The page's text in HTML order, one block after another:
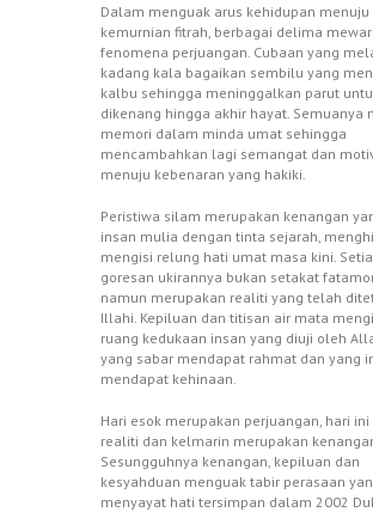
Dalam menguak arus kehidupan menuju
kemurnian fitrah, berbagai delima
fenomena perjuangan. Cubaan yang
kadang kala bagaikan sembilu yang
kalbu sehingga meninggalkan parut
dikenang hingga akhir hayat. Semuanya
memori dalam minda umat sehingga
mencambahkan lagi semangat dan
menuju kebenaran yang hakiki.
Peristiwa silam merupakan kenangan
insan mulia dengan tinta sejarah,
mengisi relung hati umat masa kini.
goresan ukirannya bukan setakat
namun merupakan realiti yang telah
Illahi. Kepiluan dan titisan air mata
ruang kedukaan insan yang diuji oleh
yang sabar mendapat rahmat dan yang
mendapat kehinaan.
Hari esok merupakan perjuangan, hari
realiti dan kelmarin merupakan
Sesungguhnya kenangan, kepiluan dan
kesyahduan menguak tabir perasaan
menyayat hati tersimpan dalam 2002